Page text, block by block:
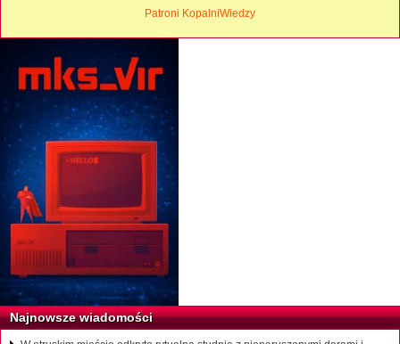
Patroni KopalniWiedzy
Najnowsze wiadomości